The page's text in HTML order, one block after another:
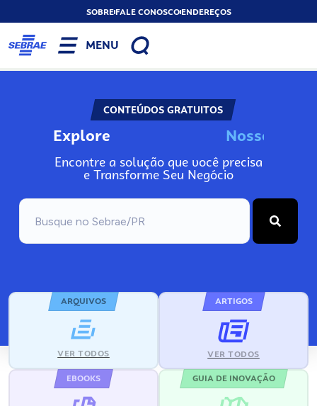
SOBREFALE CONOSCOENDEREÇOS
MENU
CONTEÚDOS GRATUITOS
Explore Nos
Encontre a solução que você precisa
e Transforme Seu Negócio
ARQUIVOS
VER TODOS
ARTIGOS
VER TODOS
EBOOKS GUIA DE INOVAÇÃO